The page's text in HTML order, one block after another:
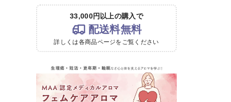
33,000円以上の購入で
配送料無料
詳しくは各商品ページをご覧ください